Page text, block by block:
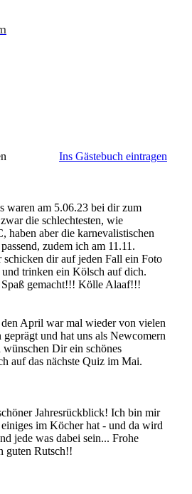
Ins Gästebuch eintragen
waren am 5.06.23 bei dir zum
die schlechtesten, wie
haben aber die karnevalistischen
zudem ich am 11.11.
dir auf jeden Fall ein Foto
trinken ein Kölsch auf dich.
gemacht!!! Kölle Alaaf!!!
April war mal wieder von vielen
geprägt und hat uns als Newcomern
Dir ein schönes
auf das nächste Quiz im Mai.
Jahresrückblick! Ich bin mir
einiges im Köcher hat - und da wird
jede was dabei sein... Frohe
guten Rutsch!!